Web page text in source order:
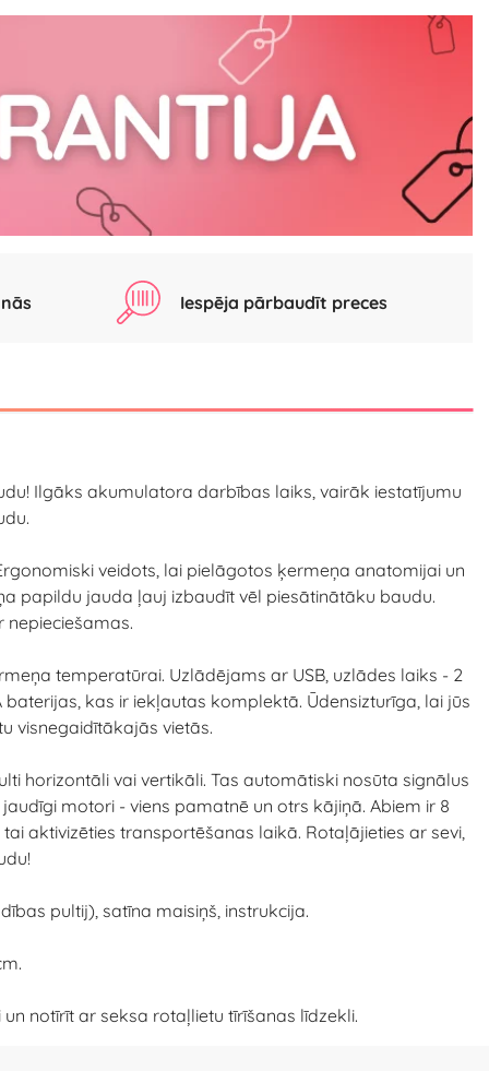
Iespēja pārbaudīt preces
Ilgāks akumulatora darbības laiks, vairāk iestatījumu
veidots, lai pielāgotos ķermeņa anatomijai un
papildu jauda ļauj izbaudīt vēl piesātinātāku baudu.
temperatūrai. Uzlādējams ar USB, uzlādes laiks - 2
kas ir iekļautas komplektā. Ūdensizturīga, lai jūs
visnegaidītākajās vietās.
horizontāli vai vertikāli. Tas automātiski nosūta signālus
motori - viens pamatnē un otrs kājiņā. Abiem ir 8
aktivizēties transportēšanas laikā. Rotaļājieties ar sevi,
pultij), satīna maisiņš, instrukcija.
notīrīt ar seksa rotaļlietu tīrīšanas līdzekli.